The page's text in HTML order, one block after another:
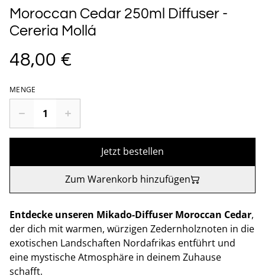
Moroccan Cedar 250ml Diffuser -
Cereria Mollá
48,00 €
MENGE
Jetzt bestellen
Zum Warenkorb hinzufügen
Entdecke unseren Mikado-Diffuser Moroccan Cedar,
der dich mit warmen, würzigen Zedernholznoten in die
exotischen Landschaften Nordafrikas entführt und
eine mystische Atmosphäre in deinem Zuhause
schafft.